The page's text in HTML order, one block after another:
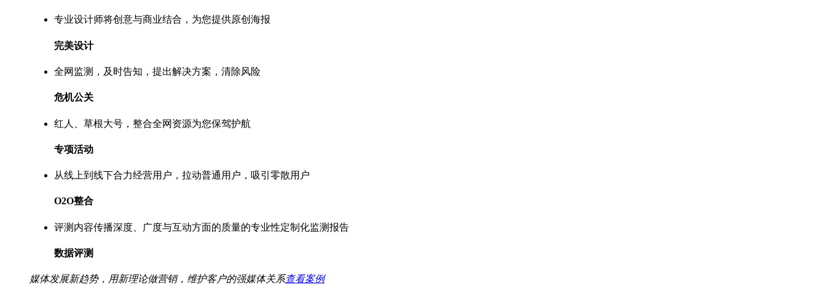
专业设计师将创意与商业结合，为您提供原创海报
完美设计
全网监测，及时告知，提出解决方案，清除风险
危机公关
红人、草根大号，整合全网资源为您保驾护航
专项活动
从线上到线下合力经营用户，拉动普通用户，吸引零散用户
O2O整合
评测内容传播深度、广度与互动方面的质量的专业性定制化监测报告
数据评测
媒体发展新趋势，用新理论做营销，维护客户的强媒体关系查看案例